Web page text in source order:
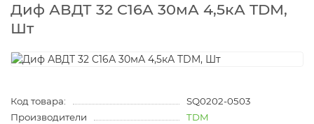
Диф АВДТ 32 C16А 30мА 4,5кА TDM,
Шт
Код товара:
SQ0202-0503
Производители
TDM